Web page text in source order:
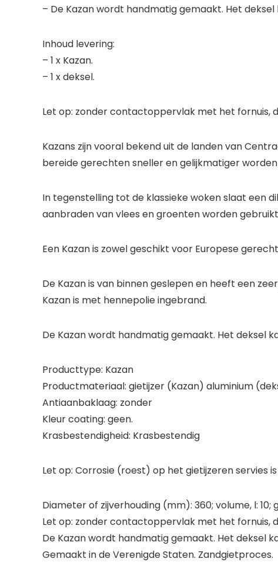
– De Kazan wordt handmatig gemaakt. Het
Inhoud levering:
– 1 x Kazan.
– 1 x deksel.
Let op: zonder contactoppervlak met het fornuis,
Kazans zijn vooral bekend uit de landen van
bereide gerechten sneller en gelijkmatiger
In tegenstelling tot de klassieke woken slaat een
aanbraden van vlees en groenten worden
Een Kazan is zowel geschikt voor Europese
De Kazan is van binnen geslepen en heeft een
Kazan is met hennepolie ingebrand.
De Kazan wordt handmatig gemaakt. Het deksel
Producttype: Kazan
Productmateriaal: gietijzer (Kazan) aluminium
Antiaanbaklaag: zonder
Kleur coating: geen.
Krasbestendigheid: Krasbestendig
Let op: Corrosie (roest) op het gietijzeren servies
Diameter of zijverhouding (mm): 360; volume, l: 10;
Let op: zonder contactoppervlak met het fornuis,
De Kazan wordt handmatig gemaakt. Het deksel
Gemaakt in de Verenigde Staten. Zandgietproces.